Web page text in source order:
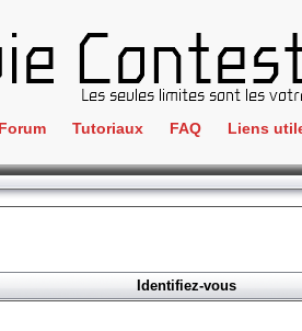
Forum Tutoriaux FAQ Liens
IRC
Identifiez-vous